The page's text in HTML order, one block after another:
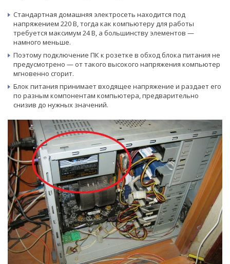
Стандартная домашняя электросеть находится под
напряжением 220 В, тогда как компьютеру для работы
требуется максимум 24 В, а большинству элементов —
намного меньше.
Поэтому подключение ПК к розетке в обход блока питания не
предусмотрено — от такого высокого напряжения компьютер
мгновенно сгорит.
Блок питания принимает входящее напряжение и раздает его
по разным компонентам компьютера, предварительно
снизив до нужных значений.